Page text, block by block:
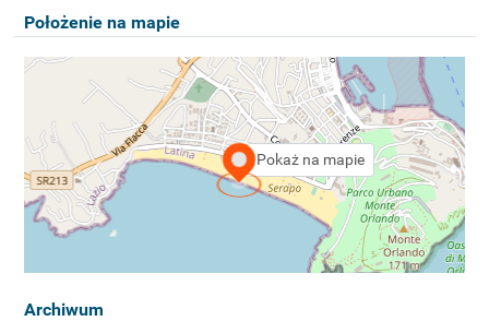
Położenie na mapie
Pokaż na mapie
Archiwum